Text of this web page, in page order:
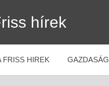
hírek
FRISS HIREK GAZDASÁG